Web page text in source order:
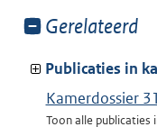
Toon
van:
Gerelateerd
Publicaties in
Kamerdossier
Toon alle publicaties